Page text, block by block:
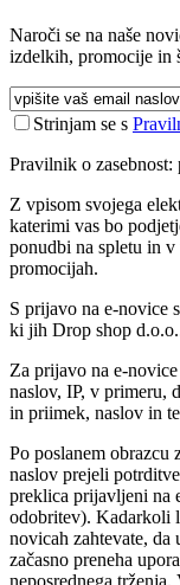
Naroči se na naše
izdelkih, promocije in
Strinjam se s
Pravilnik o
Z vpisom svojega
katerimi vas bo
ponudbi na spletu in
promocijah.
S prijavo na e-novice
ki jih Drop shop
Za prijavo na e-
naslov, IP, v primeru,
in priimek, naslov in
Po poslanem obrazcu
naslov prejeli
preklica prijavljeni na
odobritev). Kadarkoli
novicah zahtevate,
začasno preneha
neposrednega